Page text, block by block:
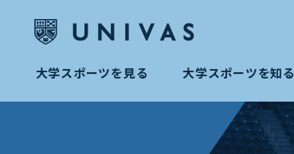
大学スポーツを見る 大学スポーツを知る